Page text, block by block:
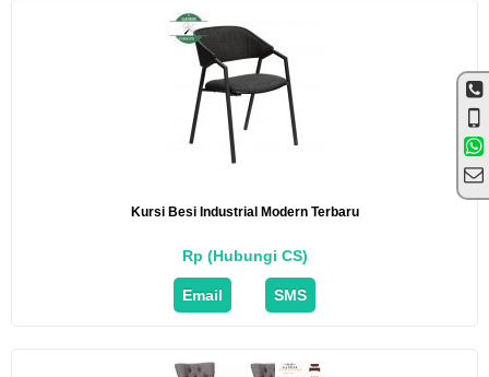
Kursi Besi Industrial Modern Terbaru
Rp (Hubungi CS)
Email SMS